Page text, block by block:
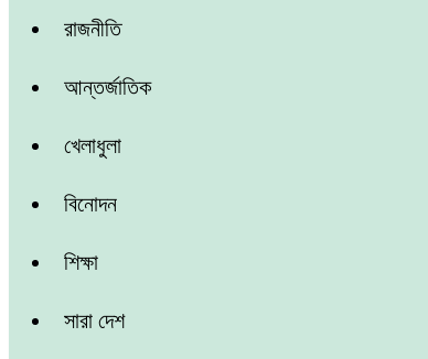
রাজনীতি
আন্তর্জাতিক
খেলাধুলা
বিনোদন
শিক্ষা
সারা দেশ